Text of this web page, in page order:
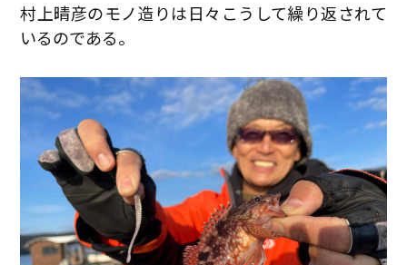
村上晴彦のモノ造りは日々こうして繰り返されて
いるのである。